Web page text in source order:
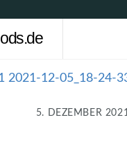
5. DEZEMBER 2021